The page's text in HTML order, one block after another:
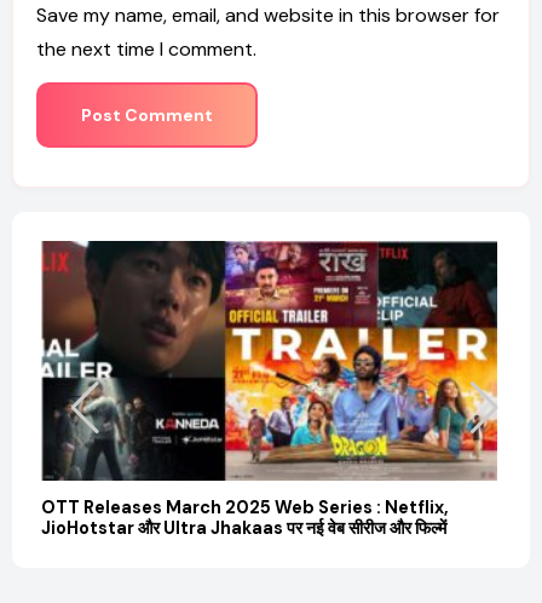
Save my name, email, and website in this browser for
the next time I comment.
OTT Releases March 2025 Web Series : Netflix,
JioHotstar और Ultra Jhakaas पर नई वेब सीरीज और फिल्में